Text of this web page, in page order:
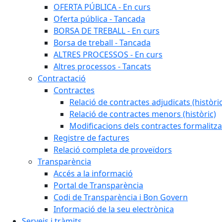
OFERTA PÚBLICA - En curs
Oferta pública - Tancada
BORSA DE TREBALL - En curs
Borsa de treball - Tancada
ALTRES PROCESSOS - En curs
Altres processos - Tancats
Contractació
Contractes
Relació de contractes adjudicats
Relació de contractes menors (històric)
Modificacions dels contractes
Registre de factures
Relació completa de proveïdors
Transparència
Accés a la informació
Portal de Transparència
Codi de Transparència i Bon Govern
Informació de la seu electrònica